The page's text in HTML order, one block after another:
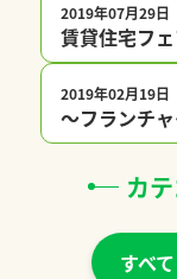
2019年07月29日
賃貸住宅フ
2019年02月19日
〜フランチ
カ
すべて